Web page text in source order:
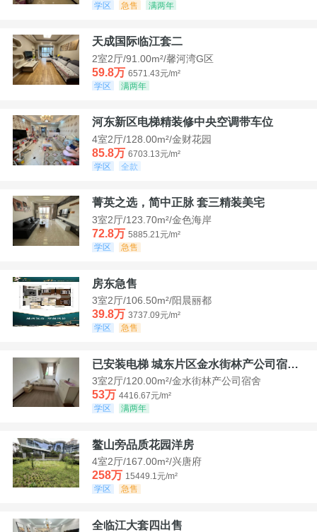
学区
急售 满两年
天成国际临江套二
2室2厅/91.00m²/馨河湾G区
59.8万 6571.43元/m²
学区
满两年
河东新区电梯精装修中央空调带车位
4室2厅/128.00m²/金财花园
85.8万 6703.13元/m²
学区
全款
菁英之选，简中正脉 套三精装美宅
3室2厅/123.70m²/金色海岸
72.8万 5885.21元/m²
学区
急售
房东急售
3室2厅/106.50m²/阳晨丽都
39.8万 3737.09元/m²
学区
急售
已安装电梯 城东片区金水街林产公司宿舍套三可看江景
3室2厅/120.00m²/金水街林产公司宿舍
53万 4416.67元/m²
学区
满两年
鳌山旁品质花园洋房
4室2厅/167.00m²/兴唐府
258万 15449.1元/m²
学区
急售
全临江大套四出售